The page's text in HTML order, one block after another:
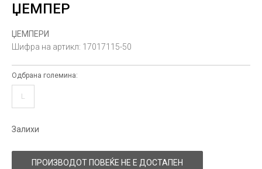
ЏЕМПЕР
ЏЕМПЕРИ
Шифра на артикл: 17017115-50
Одбрана големина:
L
Залихи
ПРОИЗВОДОТ ПОВЕЌЕ НЕ Е ДОСТАПЕН